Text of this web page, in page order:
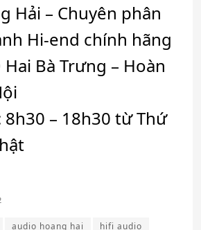
Hải – Chuyên phân
Hi-end chính hãng
Bà Trưng – Hoàn
8h30 – 18h30 từ Thứ
audio hoang hai
hifi audio